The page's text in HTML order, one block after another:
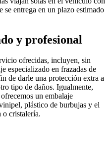
se entrega en un plazo estimado
y profesional
ofrecidas, incluyen, sin
especializado en frazadas de
de darle una protección extra a
tipo de daños. Igualmente,
un embalaje
plástico de burbujas y el
o cristalería.